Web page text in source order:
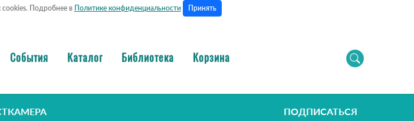
cookies. Подробнее в Политике конфиденциальности Принять
События Каталог Библиотека Корзина
ПОДПИСАТЬСЯ